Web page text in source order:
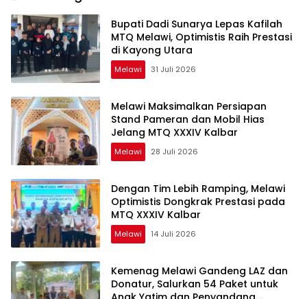
Bupati Dadi Sunarya Lepas Kafilah
MTQ Melawi, Optimistis Raih Prestasi
di Kayong Utara
Melawi 31 Juli 2026
Melawi Maksimalkan Persiapan
Stand Pameran dan Mobil Hias
Jelang MTQ XXXIV Kalbar
Melawi 28 Juli 2026
Dengan Tim Lebih Ramping, Melawi
Optimistis Dongkrak Prestasi pada
MTQ XXXIV Kalbar
Melawi 14 Juli 2026
Kemenag Melawi Gandeng LAZ dan
Donatur, Salurkan 54 Paket untuk